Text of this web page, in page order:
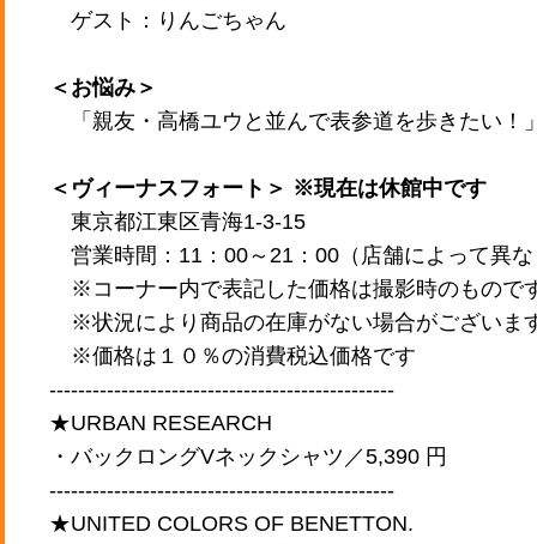
ゲスト：りんごちゃん
＜お悩み＞
「親友・高橋ユウと並んで表参道を歩きたい！
＜ヴィーナスフォート＞ ※現在は休館中です
東京都江東区青海1-3-15
営業時間：11：00～21：00（店舗によって異
※コーナー内で表記した価格は撮影時のもので
※状況により商品の在庫がない場合がございま
※価格は１０％の消費税込価格です
------------------------------------------------
★URBAN RESEARCH
・バックロングVネックシャツ／5,390 円
------------------------------------------------
★UNITED COLORS OF BENETTON.